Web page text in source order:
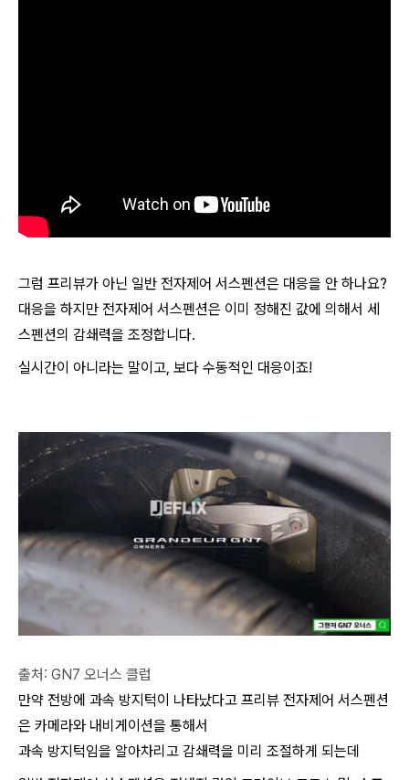
그럼 프리뷰가 아닌 일반 전자제어 서스펜션은 대응을 안 하나요?
대응을 하지만 전자제어 서스펜션은 이미 정해진 값에 의해서 세
스펜션의 감쇄력을 조정합니다.
실시간이 아니라는 말이고, 보다 수동적인 대응이죠!
출처: GN7 오너스 클럽
만약 전방에 과속 방지턱이 나타났다고 프리뷰 전자제어 서스펜션
은 카메라와 내비게이션을 통해서
과속 방지턱임을 알아차리고 감쇄력을 미리 조절하게 되는데